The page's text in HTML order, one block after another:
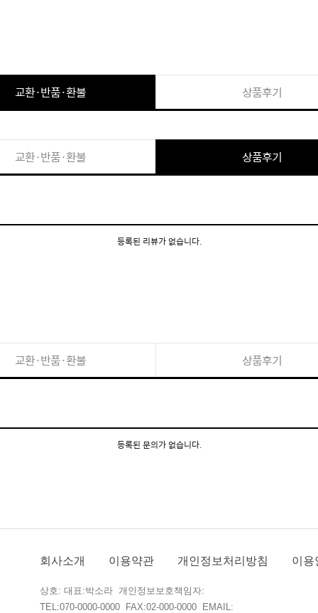
교환·반품·환불 상품후기
교환·반품·환불 상품후기
등록된 리뷰가 없습니다.
교환·반품·환불 상품후기
등록된 문의가 없습니다.
회사소개 이용약관 개인정보처리방침 이용
상호: 대표:박소라 개인정보보호책임자:
TEL:070-0000-0000 FAX:02-000-0000 EMAIL: